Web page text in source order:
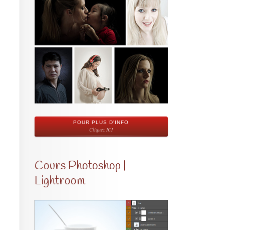
POUR PLUS D'INFO
Cliquez ICI
Cours Photoshop |
Lightroom